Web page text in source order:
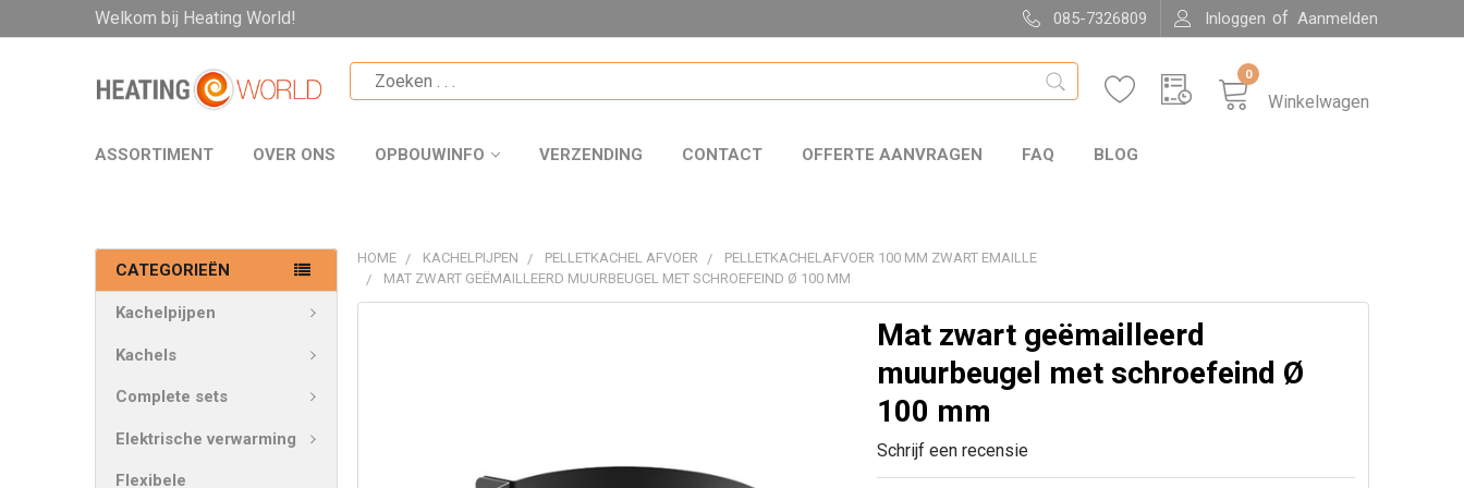
Welkom bij Heating World! 085-7326809 Inloggen of Aanmelden
Winkelwagen
0
ASSORTIMENT OVER ONS OPBOUWINFO VERZENDING CONTACT OFFERTE AANVRAGEN FAQ BLOG
CATEGORIEËN
Kachelpijpen
Kachels
Complete sets
Elektrische verwarming
Flexibele
HOME KACHELPIJPEN PELLETKACHEL AFVOER
PELLETKACHELAFVOER 100 MM ZWART EMAILLE
MAT ZWART GEËMAILLEERD MUURBEUGEL MET SCHROEFEIND Ø 100 MM
Mat zwart geëmailleerd
muurbeugel met schroefeind Ø
100 mm
Schrijf een recensie